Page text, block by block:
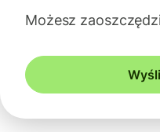
Możesz